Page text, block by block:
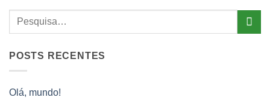
POSTS RECENTES
Olá, mundo!